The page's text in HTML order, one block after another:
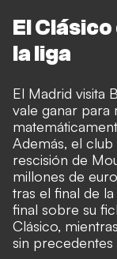
El
la liga
El Madrid visita
vale ganar para
Además, el club
rescisión de
millones de
tras el final de
final sobre su
Clásico,
sin